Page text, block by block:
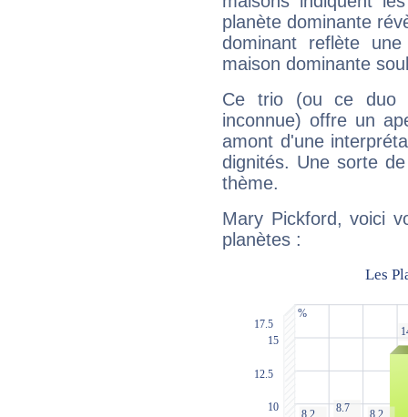
planète dominante
dominant reflète
maison dominante
Ce trio (ou ce duo
inconnue) offre un
amont d'une
dignités. Une sorte
thème.
Mary Pickford, voici
planètes :